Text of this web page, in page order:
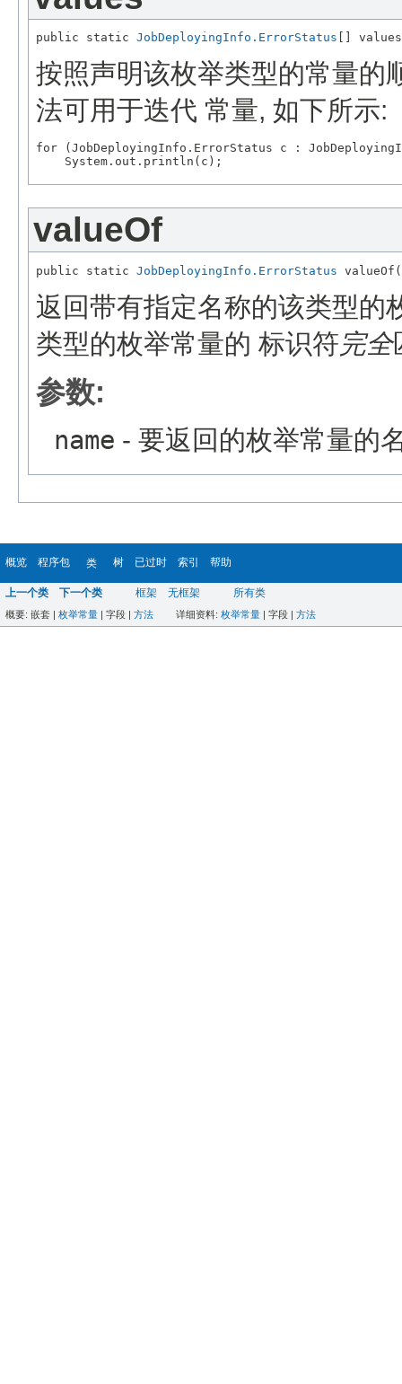
public static JobDeployingInfo.ErrorStatus
按照声明该枚举类型的常量的
法可用于迭代 常量, 如下所示:
for (JobDeployingInfo.ErrorStatus c :
valueOf
public static JobDeployingInfo.ErrorStatus
返回带有指定名称的该类型的
类型的枚举常量的 标识符完全
参数:
name - 要返回的枚举常量的
概览 程序包 类 树 已过时 索引 帮助
上一个类 下一个类 框架 无框架 所有类
概要: 嵌套 | 枚举常量 | 字段 | 方法 详细资料: 枚举常量 | 字段 | 方法